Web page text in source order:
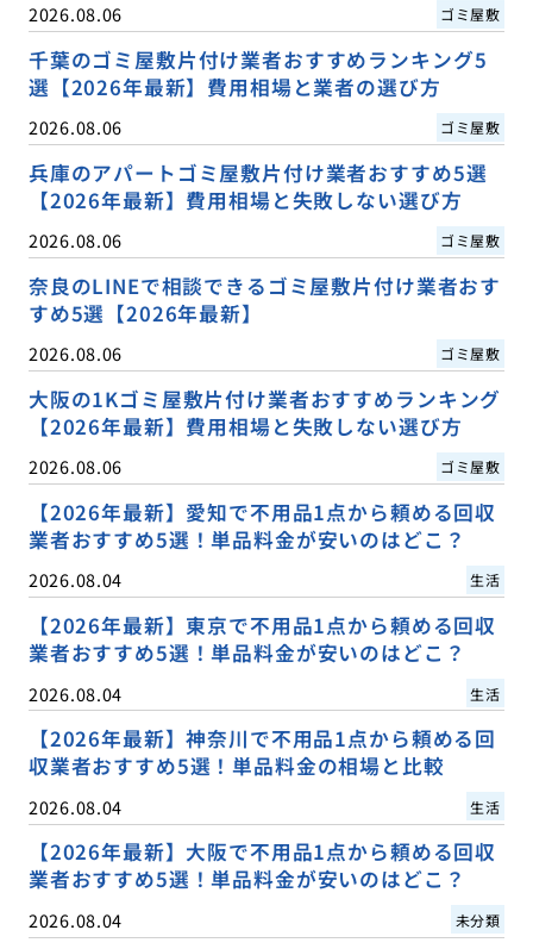
2026.08.06 ゴミ屋敷
千葉のゴミ屋敷片付け業者おすすめランキング5
選【2026年最新】費用相場と業者の選び方
2026.08.06 ゴミ屋敷
兵庫のアパートゴミ屋敷片付け業者おすすめ5選
【2026年最新】費用相場と失敗しない選び方
2026.08.06 ゴミ屋敷
奈良のLINEで相談できるゴミ屋敷片付け業者おす
すめ5選【2026年最新】
2026.08.06 ゴミ屋敷
大阪の1Kゴミ屋敷片付け業者おすすめランキング
【2026年最新】費用相場と失敗しない選び方
2026.08.06 ゴミ屋敷
【2026年最新】愛知で不用品1点から頼める回収
業者おすすめ5選！単品料金が安いのはどこ？
2026.08.04 生活
【2026年最新】東京で不用品1点から頼める回収
業者おすすめ5選！単品料金が安いのはどこ？
2026.08.04 生活
【2026年最新】神奈川で不用品1点から頼める回
収業者おすすめ5選！単品料金の相場と比較
2026.08.04 生活
【2026年最新】大阪で不用品1点から頼める回収
業者おすすめ5選！単品料金が安いのはどこ？
2026.08.04 未分類